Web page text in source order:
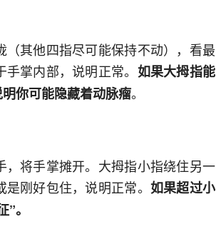
其他四指尽可能保持不动），看最
掌内部，说明正常。 如果大拇指能
你可能隐藏着动脉瘤。
将手掌摊开。大拇指小指绕住另一
刚好包住，说明正常。 如果超过小
。